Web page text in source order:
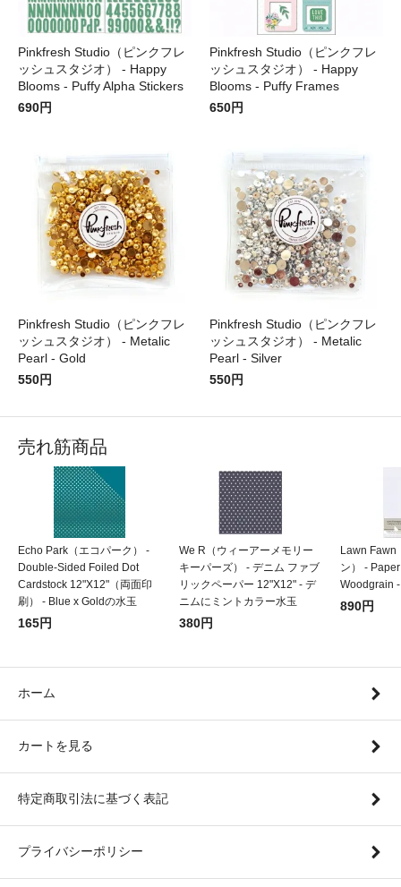
Pinkfresh Studio（ピンクフレ
ッシュスタジオ） - Happy
Blooms - Puffy Alpha Stickers
690円
Pinkfresh Studio（ピンクフレ
ッシュスタジオ） - Happy
Blooms - Puffy Frames
650円
Pinkfresh Studio（ピンクフレ
ッシュスタジオ） - Metalic
Pearl - Gold
550円
Pinkfresh Studio（ピンクフレ
ッシュスタジオ） - Metalic
Pearl - Silver
550円
売れ筋商品
Echo Park（エコパーク） -
Double-Sided Foiled Dot
Cardstock 12"X12"（両面印
刷） - Blue x Goldの水玉
165円
We R（ウィーアーメモリー
キーパーズ） - デニム ファブ
リックペーパー 12"X12" - デ
ニムにミントカラー水玉
380円
Lawn Fawn
ン） -
Woodgrain
890円
ホーム
カートを見る
特定商取引法に基づく表記
プライバシーポリシー